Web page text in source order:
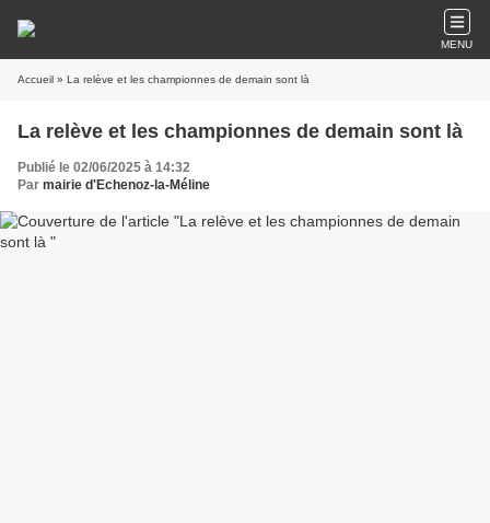
MENU
Accueil » La relève et les championnes de demain sont là
La relève et les championnes de demain sont là
Publié le 02/06/2025 à 14:32
Par mairie d'Echenoz-la-Méline